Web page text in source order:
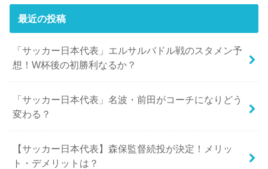
最近の投稿
「サッカー日本代表」エルサルバドル戦のスタメン予
想！W杯後の初勝利なるか？
「サッカー日本代表」名波・前田がコーチになりどう
変わる？
【サッカー日本代表】森保監督続投が決定！メリッ
ト・デメリットは？